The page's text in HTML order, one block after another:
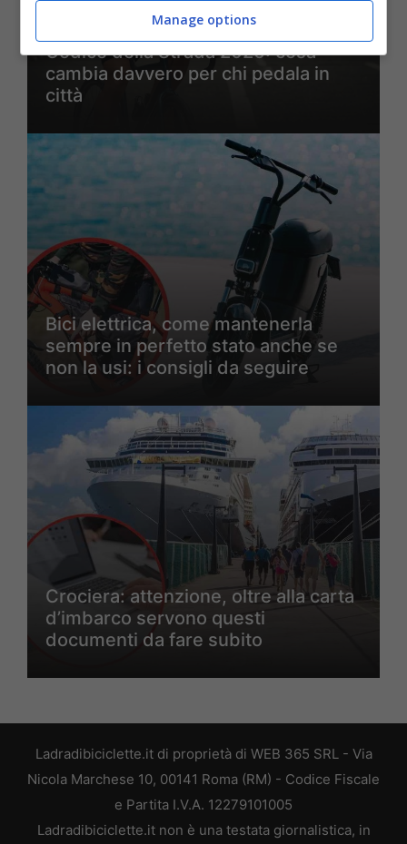
Codice della Strada 2026: cosa
cambia davvero per chi pedala in
città
Bici elettrica, come mantenerla
sempre in perfetto stato anche se
non la usi: i consigli da seguire
Crociera: attenzione, oltre alla carta
d’imbarco servono questi
documenti da fare subito
Ladradibiciclette.it di proprietà di WEB 365 SRL - Via
Nicola Marchese 10, 00141 Roma (RM) - Codice Fiscale
e Partita I.V.A. 12279101005
Ladradibiciclette.it non è una testata giornalistica, in
Manage options